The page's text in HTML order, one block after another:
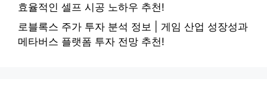
효율적인 셀프 시공 노하우 추천!
로블록스 주가 투자 분석 정보 | 게임 산업 성장성과
메타버스 플랫폼 투자 전망 추천!